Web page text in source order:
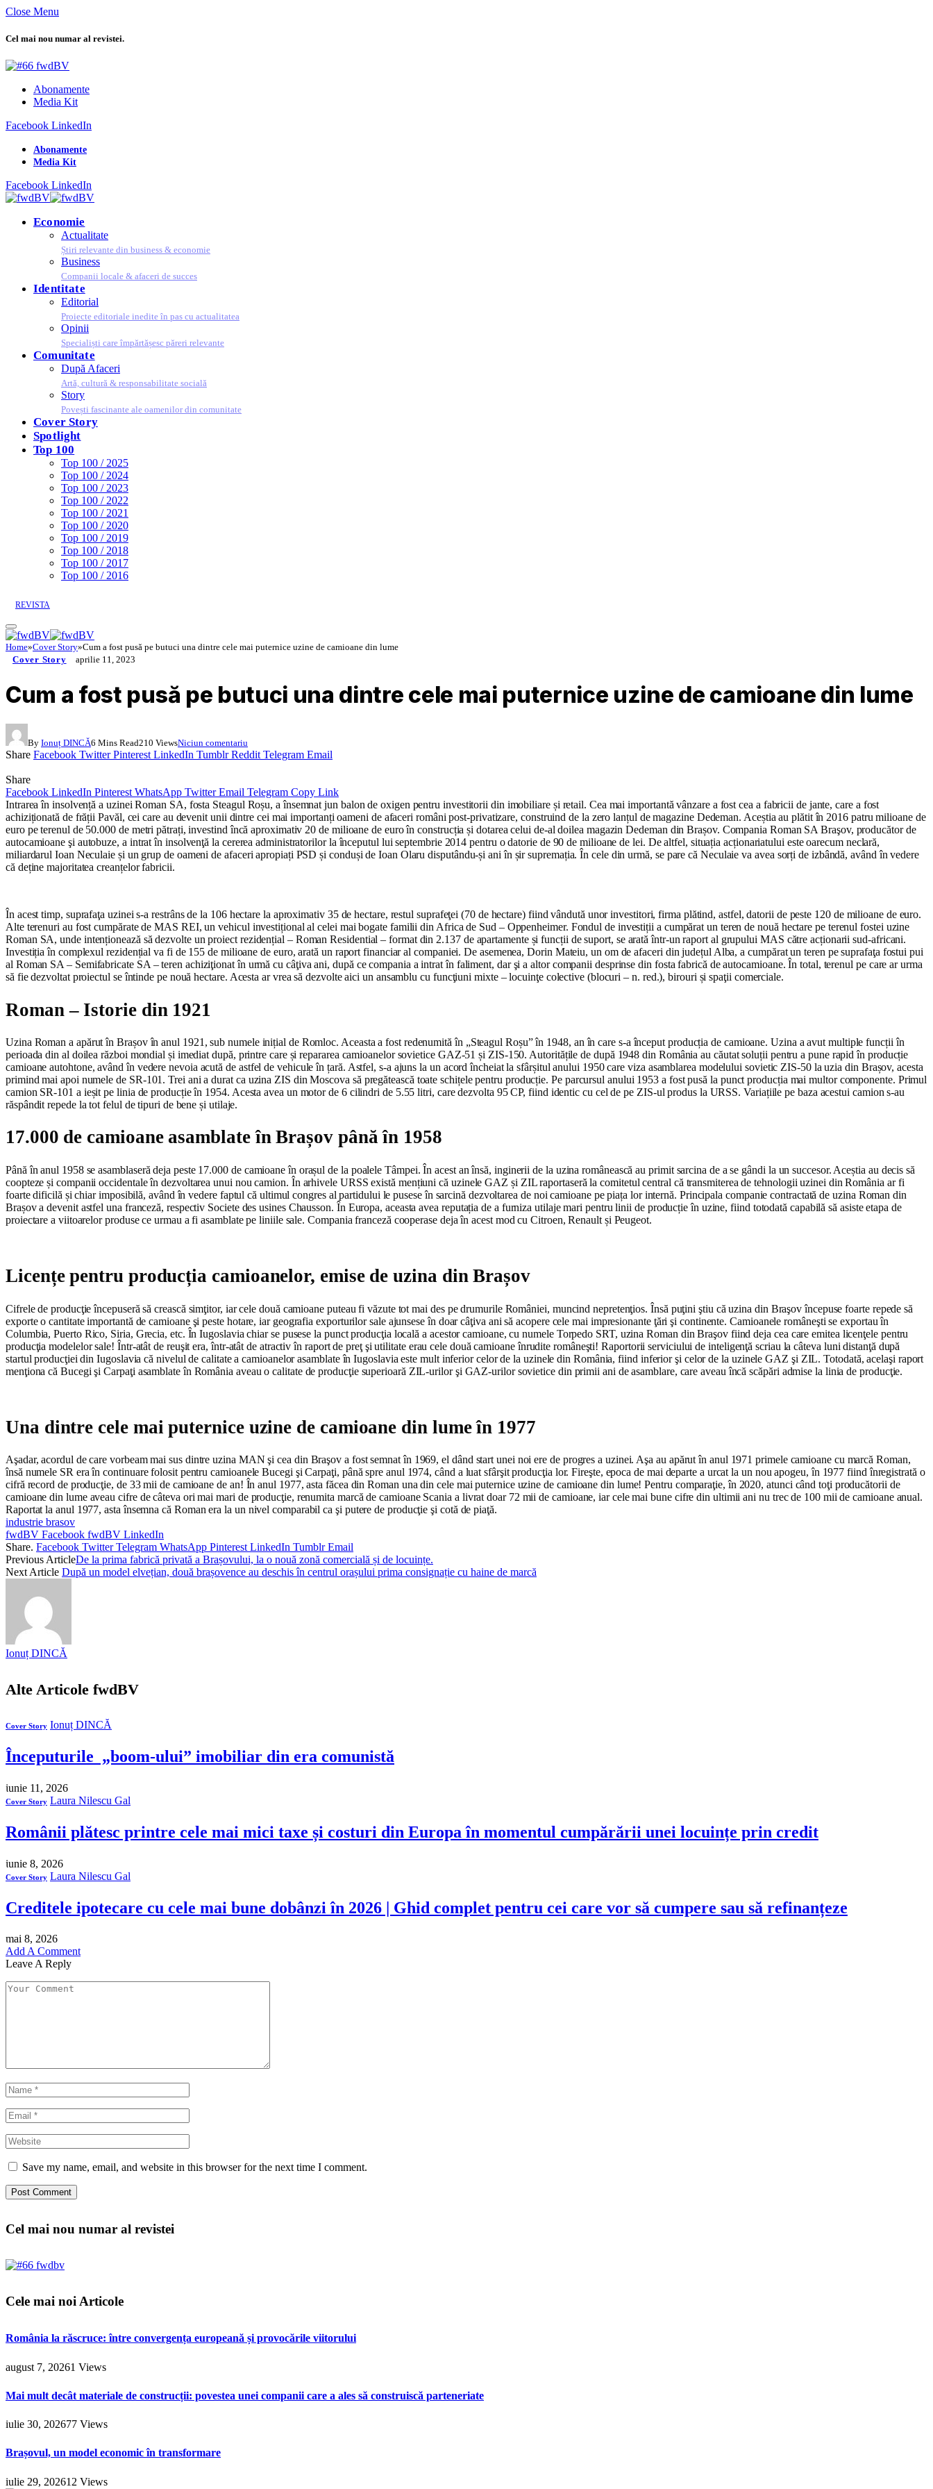
Close Menu
Cel mai nou numar al revistei.
Abonamente
Media Kit
Facebook LinkedIn
Abonamente
Media Kit
Facebook LinkedIn
Economie
Actualitate
Știri relevante din business & economie
Business
Companii locale & afaceri de succes
Identitate
Editorial
Proiecte editoriale inedite în pas cu actualitatea
Opinii
Specialiști care împărtășesc păreri relevante
Comunitate
După Afaceri
Artă, cultură & responsabilitate socială
Story
Povești fascinante ale oamenilor din comunitate
Cover Story
Spotlight
Top 100
Top 100 / 2025
Top 100 / 2024
Top 100 / 2023
Top 100 / 2022
Top 100 / 2021
Top 100 / 2020
Top 100 / 2019
Top 100 / 2018
Top 100 / 2017
Top 100 / 2016
REVISTA
Home»Cover Story»Cum a fost pusă pe butuci una dintre cele mai puternice uzine de camioane din lume
Cover Story
aprilie 11, 2023
Cum a fost pusă pe butuci una dintre cele mai puternice uzine de camioane din lume
By Ionuț DINCĂ6 Mins Read210 ViewsNiciun comentariu
Share Facebook Twitter Pinterest LinkedIn Tumblr Reddit Telegram Email
Share
Facebook LinkedIn Pinterest WhatsApp Twitter Email Telegram Copy Link
Intrarea în insolvență a uzinei Roman SA, fosta Steagul Roșu, a însemnat jun balon de oxigen pentru investitorii din imobiliare și retail. Cea mai importantă vânzare a fost cea a fabricii de jante, care a fost
achiziționată de frății Pavăl, cei care au devenit unii dintre cei mai importanți oameni de afaceri români post-privatizare, construind de la zero lanțul de magazine Dedeman. Aceștia au plătit în 2016 patru milioane de
euro pe terenul de 50.000 de metri pătrați, investind încă aproximativ 20 de milioane de euro în construcția și dotarea celui de-al doilea magazin Dedeman din Brașov. Compania Roman SA Braşov, producător de
autocamioane şi autobuze, a intrat în insolvenţă la cererea administratorilor la începutul lui septembrie 2014 pentru o datorie de 90 de milioane de lei. De altfel, situația acționariatului este oarecum neclară,
miliardarul Ioan Neculaie și un grup de oameni de afaceri apropiați PSD și conduși de Ioan Olaru disputându-și ani în șir supremația. În cele din urmă, se pare că Neculaie va avea sorți de izbândă, având în vedere
că deține majoritatea creanțelor fabricii.
În acest timp, suprafaţa uzinei s-a restrâns de la 106 hectare la aproximativ 35 de hectare, restul suprafeţei (70 de hectare) fiind vândută unor investitori, firma plătind, astfel, datorii de peste 120 de milioane de euro.
Alte terenuri au fost cumpărate de MAS REI, un vehicul investițional al celei mai bogate familii din Africa de Sud – Oppenheimer. Fondul de investiții a cumpărat un teren de nouă hectare pe terenul fostei uzine
Roman SA, unde intenționează să dezvolte un proiect rezidențial – Roman Residential – format din 2.137 de apartamente și funcții de suport, se arată într-un raport al grupului MAS către acționarii sud-africani.
Investiția în complexul rezidențial va fi de 155 de milioane de euro, arată un raport financiar al companiei. De asemenea, Dorin Mateiu, un om de afaceri din județul Alba, a cumpărat un teren pe suprafaţa fostui pui
al Roman SA – Semifabricate SA – teren achiziţionat în urmă cu câţiva ani, după ce compania a intrat în faliment, dar şi a altor companii desprinse din fosta fabrică de autocamioane. În total, terenul pe care ar urma
să fie dezvoltat proiectul se întinde pe nouă hectare. Acesta ar vrea să dezvolte aici un ansamblu cu funcţiuni mixte – locuinţe colective (blocuri – n. red.), birouri și spaţii comerciale.
Roman – Istorie din 1921
Uzina Roman a apărut în Brașov în anul 1921, sub numele inițial de Romloc. Aceasta a fost redenumită în „Steagul Roșu” în 1948, an în care s-a început producția de camioane. Uzina a avut multiple funcții în
perioada din al doilea război mondial și imediat după, printre care și repararea camioanelor sovietice GAZ-51 și ZIS-150. Autoritățile de după 1948 din România au căutat soluții pentru a pune rapid în producție
camioane autohtone, având în vedere nevoia acută de astfel de vehicule în țară. Astfel, s-a ajuns la un acord încheiat la sfârșitul anului 1950 care viza asamblarea modelului sovietic ZIS-50 la uzia din Brașov, acesta
primind mai apoi numele de SR-101. Trei ani a durat ca uzina ZIS din Moscova să pregătească toate schițele pentru producție. Pe parcursul anului 1953 a fost pusă la punct producția mai multor componente. Primul
camion SR-101 a ieșit pe linia de producție în 1954. Acesta avea un motor de 6 cilindri de 5.55 litri, care dezvolta 95 CP, fiind identic cu cel de pe ZIS-ul produs la URSS. Variațiile pe baza acestui camion s-au
răspândit repede la tot felul de tipuri de bene și utilaje.
17.000 de camioane asamblate în Brașov până în 1958
Până în anul 1958 se asamblaseră deja peste 17.000 de camioane în orașul de la poalele Tâmpei. În acest an însă, inginerii de la uzina românească au primit sarcina de a se gândi la un succesor. Aceștia au decis să
coopteze și companii occidentale în dezvoltarea unui nou camion. În arhivele URSS există mențiuni că uzinele GAZ și ZIL raportaseră la comitetul central că transmiterea de tehnologii uzinei din România ar fi
foarte dificilă și chiar imposibilă, având în vedere faptul că ultimul congres al partidului le pusese în sarcină dezvoltarea de noi camioane pe piața lor internă. Principala companie contractată de uzina Roman din
Brașov a devenit astfel una franceză, respectiv Societe des usines Chausson. În Europa, aceasta avea reputația de a furniza utilaje mari pentru linii de producție în uzine, fiind totodată capabilă să asiste etapa de
proiectare a viitoarelor produse ce urmau a fi asamblate pe liniile sale. Compania franceză cooperase deja în acest mod cu Citroen, Renault și Peugeot.
Licențe pentru producția camioanelor, emise de uzina din Brașov
Cifrele de producţie începuseră să crească simţitor, iar cele două camioane puteau fi văzute tot mai des pe drumurile României, muncind nepretenţios. Însă puţini ştiu că uzina din Braşov începuse foarte repede să
exporte o cantitate importantă de camioane şi peste hotare, iar geografia exporturilor sale ajunsese în doar câţiva ani să acopere cele mai impresionante ţări şi continente. Camioanele româneşti se exportau în
Columbia, Puerto Rico, Siria, Grecia, etc. În Iugoslavia chiar se pusese la punct producţia locală a acestor camioane, cu numele Torpedo SRT, uzina Roman din Braşov fiind deja cea care emitea licenţele pentru
producţia modelelor sale! Într-atât de reuşit era, într-atât de atractiv în raport de preţ şi utilitate erau cele două camioane înrudite româneşti! Raportorii serviciului de inteligenţă scriau la câteva luni distanţă după
startul producţiei din Iugoslavia că nivelul de calitate a camioanelor asamblate în Iugoslavia este mult inferior celor de la uzinele din România, fiind inferior şi celor de la uzinele GAZ şi ZIL. Totodată, acelaşi raport
menţiona că Bucegi şi Carpaţi asamblate în România aveau o calitate de producţie superioară ZIL-urilor şi GAZ-urilor sovietice din primii ani de asamblare, care aveau încă scăpări admise la linia de producţie.
Una dintre cele mai puternice uzine de camioane din lume în 1977
Aşadar, acordul de care vorbeam mai sus dintre uzina MAN şi cea din Braşov a fost semnat în 1969, el dând start unei noi ere de progres a uzinei. Aşa au apărut în anul 1971 primele camioane cu marcă Roman,
însă numele SR era în continuare folosit pentru camioanele Bucegi şi Carpaţi, până spre anul 1974, când a luat sfârşit producţia lor. Fireşte, epoca de mai departe a urcat la un nou apogeu, în 1977 fiind înregistrată o
cifră record de producţie, de 33 mii de camioane de an! În anul 1977, asta făcea din Roman una din cele mai puternice uzine de camioane din lume! Pentru comparaţie, în 2020, atunci când toţi producătorii de
camioane din lume aveau cifre de câteva ori mai mari de producţie, renumita marcă de camioane Scania a livrat doar 72 mii de camioane, iar cele mai bune cifre din ultimii ani nu trec de 100 mii de camioane anual.
Raportat la anul 1977, asta însemna că Roman era la un nivel comparabil ca şi putere de producţie şi cotă de piaţă.
industrie brasov
fwdBV Facebook fwdBV LinkedIn
Share. Facebook Twitter Telegram WhatsApp Pinterest LinkedIn Tumblr Email
Previous ArticleDe la prima fabrică privată a Brașovului, la o nouă zonă comercială și de locuințe.
Next Article După un model elvețian, două brașovence au deschis în centrul orașului prima consignație cu haine de marcă
Ionuț DINCĂ
Alte Articole fwdBV
Cover Story Ionuț DINCĂ
Începuturile „boom-ului” imobiliar din era comunistă
iunie 11, 2026
Cover Story Laura Nilescu Gal
Românii plătesc printre cele mai mici taxe și costuri din Europa în momentul cumpărării unei locuințe prin credit
iunie 8, 2026
Cover Story Laura Nilescu Gal
Creditele ipotecare cu cele mai bune dobânzi în 2026 | Ghid complet pentru cei care vor să cumpere sau să refinanțeze
mai 8, 2026
Add A Comment
Leave A Reply
Save my name, email, and website in this browser for the next time I comment.
Cel mai nou numar al revistei
Cele mai noi Articole
România la răscruce: între convergența europeană și provocările viitorului
august 7, 20261 Views
Mai mult decât materiale de construcții: povestea unei companii care a ales să construiscă parteneriate
iulie 30, 202677 Views
Brașovul, un model economic în transformare
iulie 29, 202612 Views